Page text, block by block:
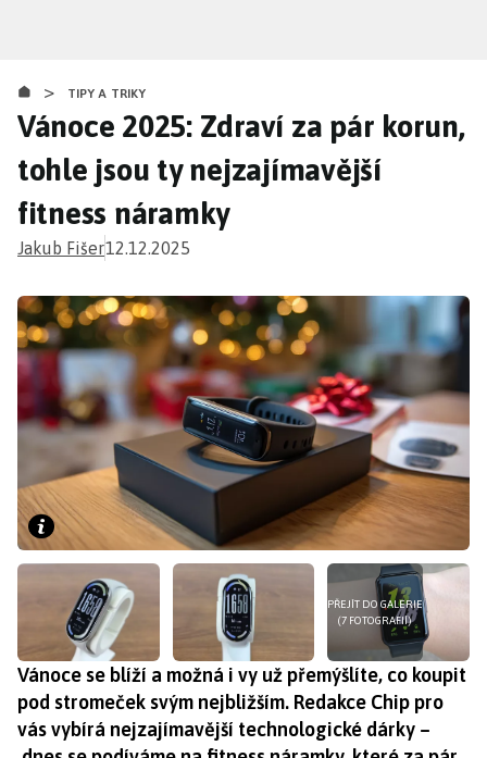
obsahu
> TIPY A TRIKY
Vánoce 2025: Zdraví za pár korun,
tohle jsou ty nejzajímavější
fitness náramky
Jakub Fišer12.12.2025
PŘEJÍT DO GALERIE
(7 FOTOGRAFIÍ)
Vánoce se blíží a možná i vy už přemýšlíte, co koupit
pod stromeček svým nejbližším. Redakce Chip pro
vás vybírá nejzajímavější technologické dárky –